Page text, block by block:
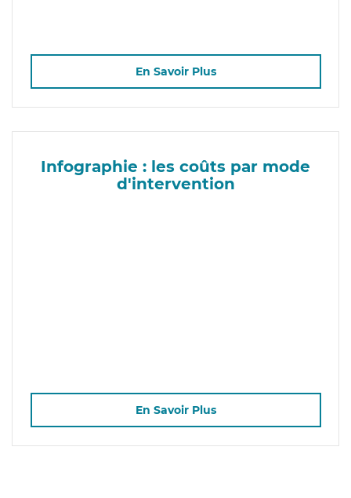
En Savoir Plus
Infographie : les coûts par mode
d'intervention
En Savoir Plus